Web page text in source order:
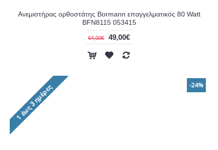
Ανεμιστήρας ορθοστάτης Bormann επαγγελματικός 80 Watt
BFN8115 053415
64,00€ 49,00€
-24%